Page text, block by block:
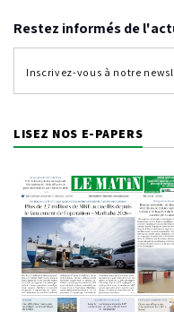
Restez informés de
LISEZ NOS E-PAPERS